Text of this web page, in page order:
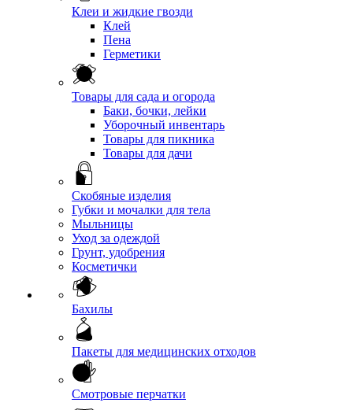
Клеи и жидкие гвозди
Клей
Пена
Герметики
Товары для сада и огорода
Баки, бочки, лейки
Уборочный инвентарь
Товары для пикника
Товары для дачи
Скобяные изделия
Губки и мочалки для тела
Мыльницы
Уход за одеждой
Грунт, удобрения
Косметички
Бахилы
Пакеты для медицинских отходов
Смотровые перчатки